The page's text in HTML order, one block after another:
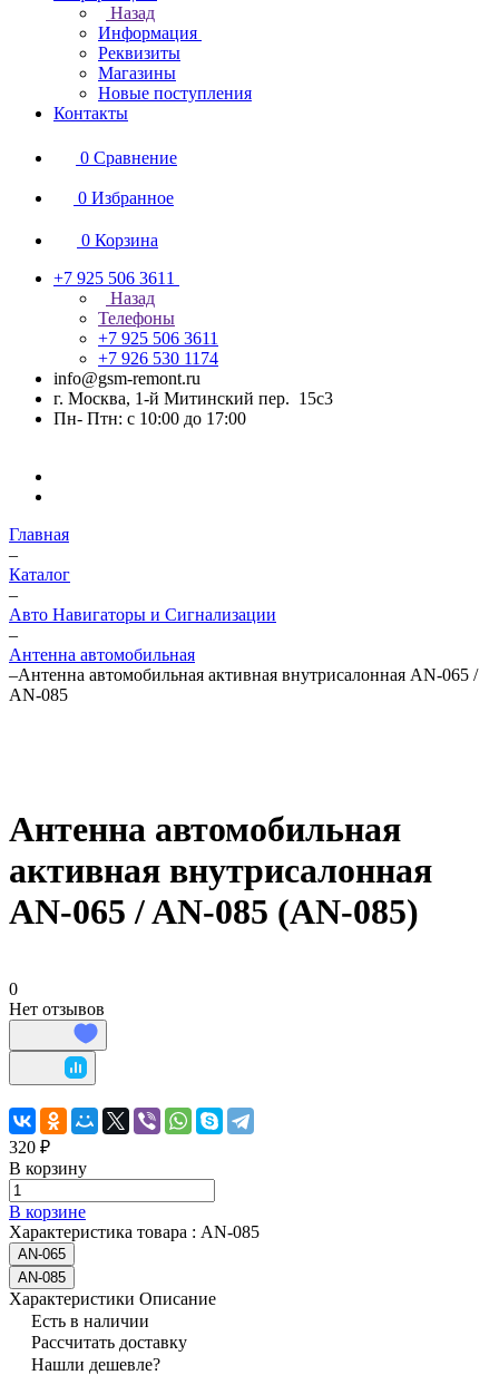
Назад
Информация
Реквизиты
Магазины
Новые поступления
Контакты
0 Сравнение
0 Избранное
0 Корзина
+7 925 506 3611
Назад
Телефоны
+7 925 506 3611
+7 926 530 1174
info@gsm-remont.ru
г. Москва, 1-й Митинский пер. 15с3
Пн- Птн: с 10:00 до 17:00
Главная
–
Каталог
–
Авто Навигаторы и Сигнализации
–
Антенна автомобильная
–Антенна автомобильная активная внутрисалонная AN-065 /
AN-085
Антенна автомобильная
активная внутрисалонная
AN-065 / AN-085 (AN-085)
0
Нет отзывов
320 ₽
В корзину
В корзине
Характеристика товара : AN-085
AN-065
AN-085
Характеристики Описание
Есть в наличии
Рассчитать доставку
Нашли дешевле?